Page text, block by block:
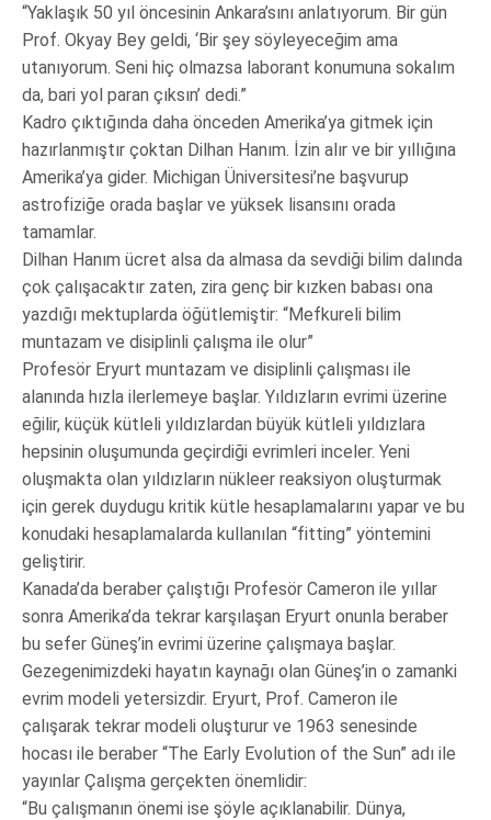
“Yaklaşık 50 yıl öncesinin Ankara’sını anlatıyorum. Bir gün
Prof. Okyay Bey geldi, ‘Bir şey söyleyeceğim ama
utanıyorum. Seni hiç olmazsa laborant konumuna sokalım
da, bari yol paran çıksın’ dedi.”
Kadro çıktığında daha önceden Amerika’ya gitmek için
hazırlanmıştır çoktan Dilhan Hanım. İzin alır ve bir yıllığına
Amerika’ya gider. Michigan Üniversitesi’ne başvurup
astrofiziğe orada başlar ve yüksek lisansını orada
tamamlar.
Dilhan Hanım ücret alsa da almasa da sevdiği bilim dalında
çok çalışacaktır zaten, zira genç bir kızken babası ona
yazdığı mektuplarda öğütlemiştir: “Mefkureli bilim
muntazam ve disiplinli çalışma ile olur”
Profesör Eryurt muntazam ve disiplinli çalışması ile
alanında hızla ilerlemeye başlar. Yıldızların evrimi üzerine
eğilir, küçük kütleli yıldızlardan büyük kütleli yıldızlara
hepsinin oluşumunda geçirdiği evrimleri inceler. Yeni
oluşmakta olan yıldızların nükleer reaksiyon oluşturmak
için gerek duydugu kritik kütle hesaplamalarını yapar ve bu
konudaki hesaplamalarda kullanılan “fitting” yöntemini
geliştirir.
Kanada’da beraber çalıştığı Profesör Cameron ile yıllar
sonra Amerika’da tekrar karşılaşan Eryurt onunla beraber
bu sefer Güneş’in evrimi üzerine çalışmaya başlar.
Gezegenimizdeki hayatın kaynağı olan Güneş’in o zamanki
evrim modeli yetersizdir. Eryurt, Prof. Cameron ile
çalışarak tekrar modeli oluşturur ve 1963 senesinde
hocası ile beraber “The Early Evolution of the Sun” adı ile
yayınlar Çalışma gerçekten önemlidir:
“Bu çalışmanın önemi ise şöyle açıklanabilir. Dünya,